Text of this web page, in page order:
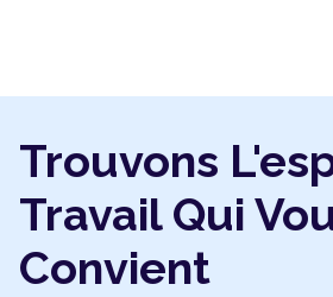
Trouvons
Travail Qui
Convient